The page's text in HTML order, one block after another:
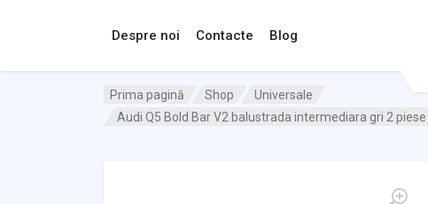
Despre noi Contacte Blog
Prima pagină Shop
Universale
Audi Q5 Bold Bar V2 balustrada intermediara gri 2